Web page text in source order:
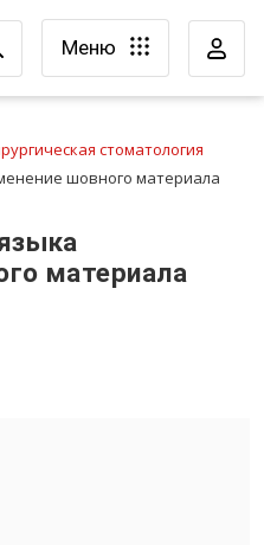
Меню
стоматология
шовного материала
материала